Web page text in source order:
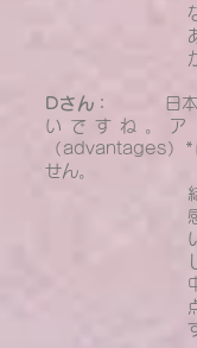
Dさん：
日
いですね。ア
（advantages）*
せん。